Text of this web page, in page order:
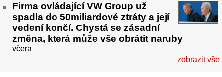
Firma ovládající VW Group už
spadla do 50miliardové ztráty a její
vedení končí. Chystá se zásadní
změna, která může vše obrátit naruby
včera
zobrazit vše